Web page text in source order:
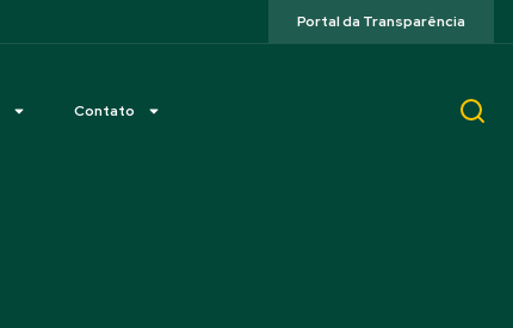
Portal da Transparência
Contato